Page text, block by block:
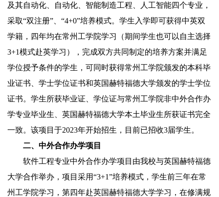
及其自动化、自动化、智能制造工程、人工智能四个专业，
采取“双注册”、“4+0”培养模式。学生入学即可获得中英双
学籍，四年均在常州工学院学习（期间学生也可以自主选择
3+1模式赴英学习），完成双方共同制定的培养方案并满足
学位授予条件的学生，可同时获得常州工学院颁发的本科毕
业证书、学士学位证书和英国赫特福德大学颁发的学士学位
证书。学生所获毕业证、学位证与常州工学院非中外合作办
学专业毕业生、英国赫特福德大学本土毕业生所获证书完全
一致。该项目于2023年开始招生，目前已招收3届学生。
二、中外合作办学项目
软件工程专业中外合作办学项目由我校与英国赫特福德
大学合作举办，项目采用“3+1”培养模式，学生前三年在常
州工学院学习，第四年赴英国赫特福德大学学习，在修满规